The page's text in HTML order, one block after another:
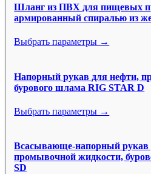
Шланг из ПВХ для пищевых
армированный спиралью из
Выбрать параметры →
Напорный рукав для нефти,
бурового шлама RIG STAR D
Выбрать параметры →
Всасывающе-напорный рукав
промывочной жидкости,
SD